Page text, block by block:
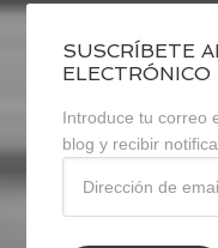
SUSCRÍBETE
ELECTRÓNICO
Introduce tu correo
blog y recibir
email